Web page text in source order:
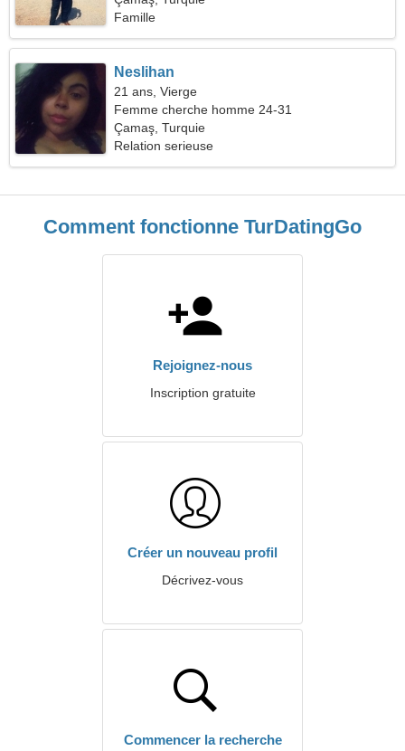
Famille
Neslihan
21 ans, Vierge
Femme cherche homme 24-31
Çamaş, Turquie
Relation serieuse
Comment fonctionne TurDatingGo
Rejoignez-nous
Inscription gratuite
Créer un nouveau profil
Décrivez-vous
Commencer la recherche